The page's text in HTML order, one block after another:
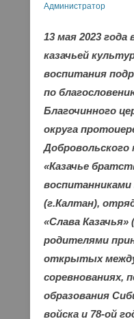
Администратор
13 мая 2023 года
казачьей
воспитания
по
Благочинного
округа
«Казачье
(г.Калтан),
«Слава
родителями
открытых
соревнованиях,
образования
войска и 78-ой